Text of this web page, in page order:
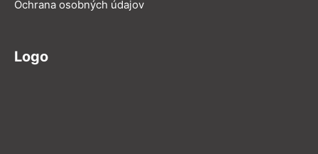
Ochrana osobných údajov
Logo